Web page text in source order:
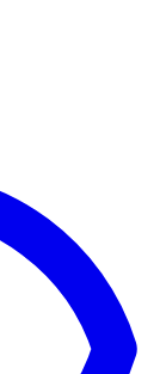
治選擇。